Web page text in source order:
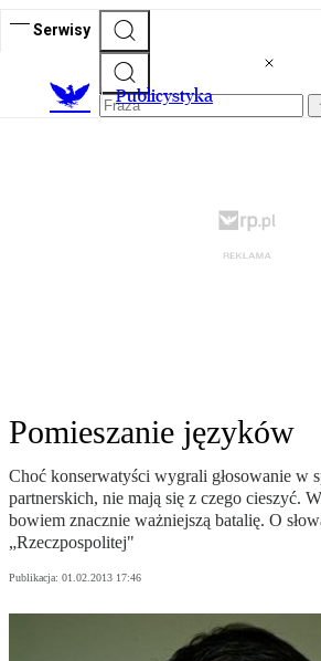
Serwisy
Publicystyka
Pomieszanie języków
Choć konserwatyści wygrali głosowanie w
partnerskich, nie mają się z czego cieszyć.
bowiem znacznie ważniejszą batalię. O
„Rzeczpospolitej"
Publikacja: 01.02.2013 17:46